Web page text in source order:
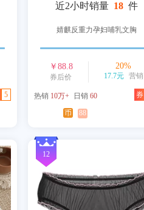
5
近2小时销量 18 件
婧麒反重力孕妇哺乳文胸
￥ 88.8
券后价
20%
17.7元 营销
热销 10万+ 日销 60 券
币 88
12